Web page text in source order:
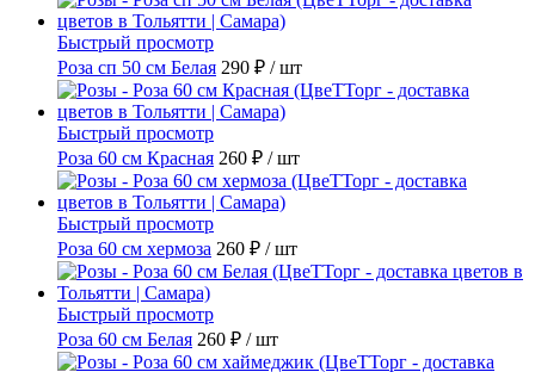
Быстрый просмотр
Роза сп 50 см Белая 290 ₽ / шт
Быстрый просмотр
Роза 60 см Красная 260 ₽ / шт
Быстрый просмотр
Роза 60 см хермоза 260 ₽ / шт
Быстрый просмотр
Роза 60 см Белая 260 ₽ / шт